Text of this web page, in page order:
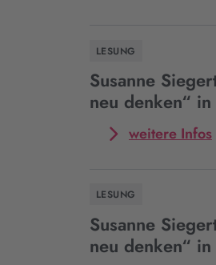
LESUNG
Susanne
neu denken“
weitere Infos
LESUNG
Susanne
neu denken“